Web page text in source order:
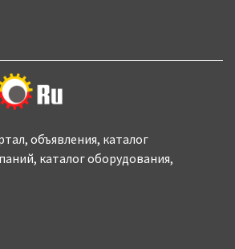
объявления, каталог
каталог оборудования,